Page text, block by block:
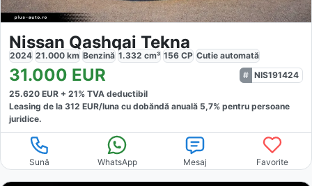
Nissan Qashqai Tekna
2024 21.000 km Benzină 1.332 cm³ 156 CP Cutie automată
31.000 EUR
NIS191424
25.620 EUR + 21% TVA deductibil
Leasing de la 312 EUR/luna cu dobăndă anuală 5,7% pentru persoane
juridice.
Sună WhatsApp Mesaj Favorite